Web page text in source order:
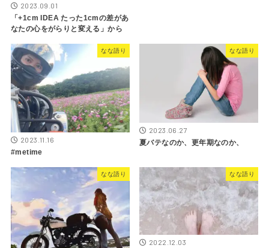
2023.09.01
「+1cm IDEA たった1cmの差があ
なたの心をがらりと変える」から
なな語り
2023.11.16
#metime
なな語り
2023.06.27
夏バテなのか、更年期なのか、
なな語り なな語り
2022.12.03